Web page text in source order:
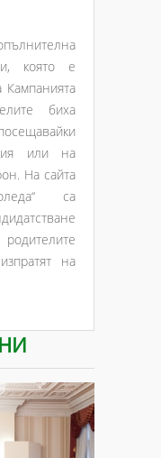
която е
Кампанията
биха
или на
На сайта
са
на